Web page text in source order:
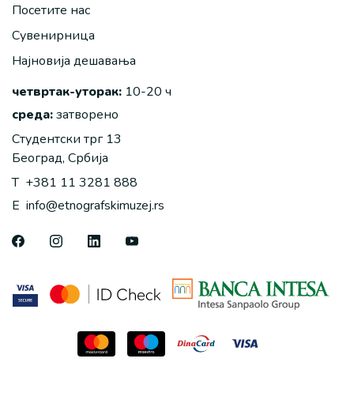
Посетите нас
Сувенирница
Најновија дешавања
четвртак-уторак: 10-20 ч
среда:затворено
Студентски трг 13
Београд, Србија
T +381 11 3281 888
E info@etnografskimuzej.rs